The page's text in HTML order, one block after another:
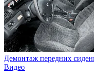
Демонтаж передних
Видео